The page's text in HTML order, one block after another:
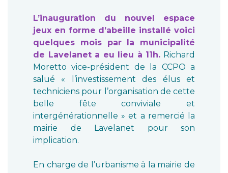
L’inauguration du nouvel espace
jeux en forme d’abeille installé voici
quelques mois par la municipalité
de Lavelanet a eu lieu à 11h. Richard
Moretto vice-président de la CCPO a
salué « l’investissement des élus et
techniciens pour l’organisation de cette
belle fête conviviale et
intergénérationnelle » et a remercié la
mairie de Lavelanet pour son
implication.
En charge de l’urbanisme à la mairie de